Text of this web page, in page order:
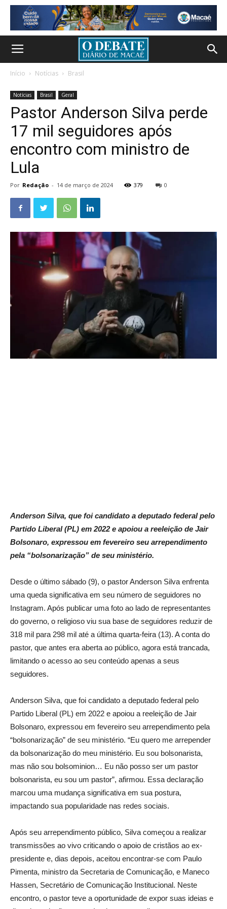
Início Notícias Brasil
Notícias Brasil Geral
Pastor Anderson Silva perde
17 mil seguidores após
encontro com ministro de
Lula
Por Redação - 14 de março de 2024 379 0
Anderson Silva, que foi candidato a deputado federal pelo
Partido Liberal (PL) em 2022 e apoiou a reeleição de Jair
Bolsonaro, expressou em fevereiro seu arrependimento
pela “bolsonarização” de seu ministério.
Desde o último sábado (9), o pastor Anderson Silva enfrenta
uma queda significativa em seu número de seguidores no
Instagram. Após publicar uma foto ao lado de representantes
do governo, o religioso viu sua base de seguidores reduzir de
318 mil para 298 mil até a última quarta-feira (13). A conta do
pastor, que antes era aberta ao público, agora está trancada,
limitando o acesso ao seu conteúdo apenas a seus
seguidores.
Anderson Silva, que foi candidato a deputado federal pelo
Partido Liberal (PL) em 2022 e apoiou a reeleição de Jair
Bolsonaro, expressou em fevereiro seu arrependimento pela
“bolsonarização” de seu ministério. “Eu quero me arrepender
da bolsonarização do meu ministério. Eu sou bolsonarista,
mas não sou bolsominion… Eu não posso ser um pastor
bolsonarista, eu sou um pastor”, afirmou. Essa declaração
marcou uma mudança significativa em sua postura,
impactando sua popularidade nas redes sociais.
Após seu arrependimento público, Silva começou a realizar
transmissões ao vivo criticando o apoio de cristãos ao ex-
presidente e, dias depois, aceitou encontrar-se com Paulo
Pimenta, ministro da Secretaria de Comunicação, e Maneco
Hassen, Secretário de Comunicação Institucional. Neste
encontro, o pastor teve a oportunidade de expor suas ideias e